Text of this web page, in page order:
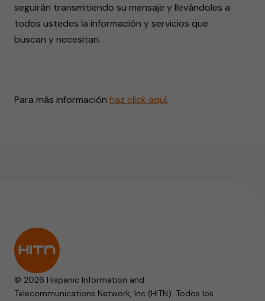
seguirán transmitiendo su mensaje y llevándoles a
todos ustedes la información y servicios que
buscan y necesitan.
Para más información haz click aquí.
© 2026 Hispanic Information and
Telecommunications Network, Inc (HITN). Todos los